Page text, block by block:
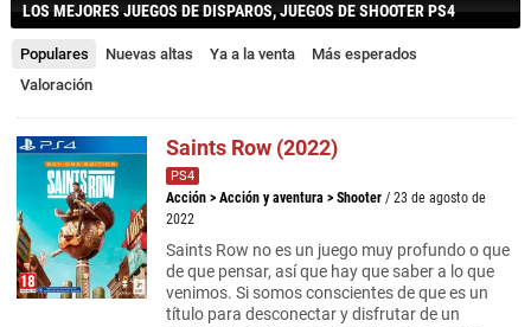
LOS MEJORES JUEGOS DE DISPAROS, JUEGOS DE SHOOTER PS4
Populares Nuevas altas Ya a la venta
Más esperados
Valoración
Saints Row (2022)
PS4
Acción > Acción y aventura > Shooter / 23 de agosto de
2022
Saints Row no es un juego muy profundo o que
de que pensar, así que hay que saber a lo que
venimos. Si somos conscientes de que es un
título para desconectar y disfrutar de un